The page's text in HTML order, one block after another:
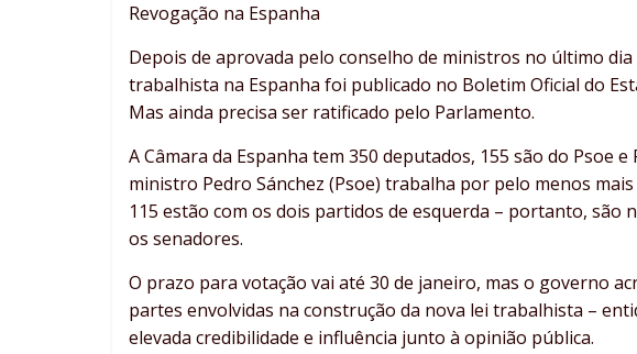
Revogação na Espanha
Depois de aprovada pelo conselho de ministros no último
trabalhista na Espanha foi publicado no Boletim Oficial do
Mas ainda precisa ser ratificado pelo Parlamento.
A Câmara da Espanha tem 350 deputados, 155 são do Psoe
ministro Pedro Sánchez (Psoe) trabalha por pelo menos mais
115 estão com os dois partidos de esquerda – portanto, são
os senadores.
O prazo para votação vai até 30 de janeiro, mas o governo
partes envolvidas na construção da nova lei trabalhista –
elevada credibilidade e influência junto à opinião pública.